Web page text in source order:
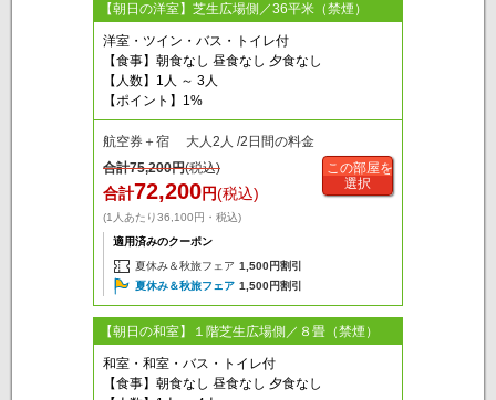
【朝日の洋室】芝生広場側／36平米（禁煙）
洋室・ツイン・バス・トイレ付
【食事】朝食なし 昼食なし 夕食なし
【人数】1人 ～ 3人
【ポイント】1%
航空券＋宿 大人2人 /2日間の料金
合計75,200円(税込)
合計72,200円(税込)
(1人あたり36,100円・税込)
適用済みのクーポン
夏休み＆秋旅フェア 1,500円割引
夏休み＆秋旅フェア 1,500円割引
この部屋を
選択
【朝日の和室】１階芝生広場側／８畳（禁煙）
和室・和室・バス・トイレ付
【食事】朝食なし 昼食なし 夕食なし